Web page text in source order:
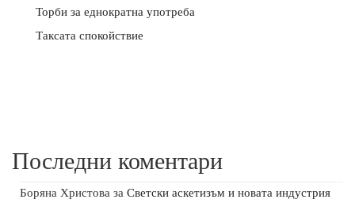
Торби за еднократна употреба
Таксата спокойствие
Последни коментари
Боряна Христова за Светски аскетизъм и новата индустрия